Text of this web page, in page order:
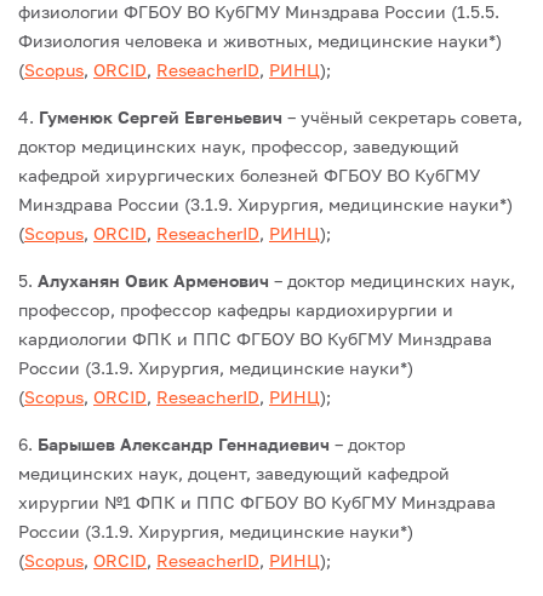
физиологии ФГБОУ ВО КубГМУ Минздрава России (1.5.5.
Физиология человека и животных, медицинские науки*)
(Scopus, ORCID, ReseacherID, РИНЦ);
4. Гуменюк Сергей Евгеньевич – учёный секретарь совета,
доктор медицинских наук, профессор, заведующий
кафедрой хирургических болезней ФГБОУ ВО КубГМУ
Минздрава России (3.1.9. Хирургия, медицинские науки*)
(Scopus, ORCID, ReseacherID, РИНЦ);
5. Алуханян Овик Арменович – доктор медицинских наук,
профессор, профессор кафедры кардиохирургии и
кардиологии ФПК и ППС ФГБОУ ВО КубГМУ Минздрава
России (3.1.9. Хирургия, медицинские науки*)
(Scopus, ORCID, ReseacherID, РИНЦ);
6. Барышев Александр Геннадиевич – доктор
медицинских наук, доцент, заведующий кафедрой
хирургии №1 ФПК и ППС ФГБОУ ВО КубГМУ Минздрава
России (3.1.9. Хирургия, медицинские науки*)
(Scopus, ORCID, ReseacherID, РИНЦ);